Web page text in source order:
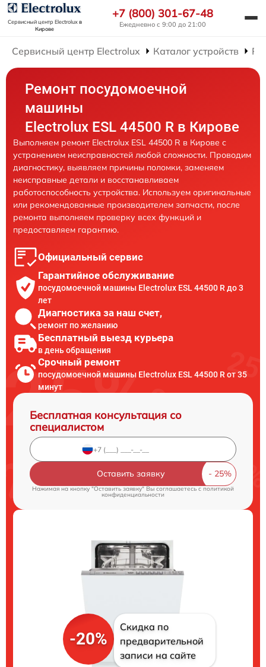
Сервисный центр Electroluxв
Кирове
+7 (800) 301-67-48
Ежедневно с 9:00 до 21:00
Сервисный центр Electrolux Каталог устройств
Ремонт посудомоечной
машины
Electrolux ESL 44500 R в Кирове
Выполняем ремонт Electrolux ESL 44500 R в Кирове с
устранением неисправностей любой сложности. Проводим
диагностику, выявляем причины поломки, заменяем
неисправные детали и восстанавливаем
работоспособность устройства. Используем оригинальные
или рекомендованные производителем запчасти, после
ремонта выполняем проверку всех функций и
предоставляем гарантию.
Официальный сервис
Гарантийное обслуживание
посудомоечной машины Electrolux ESL 44500 R до 3
лет
Диагностика за наш счет,
ремонт по желанию
Бесплатный выезд курьера
в день обращения
Срочный ремонт
посудомоечной машины Electrolux ESL 44500 R от 35
минут
Бесплатная консультация со
специалистом
Оставить заявку
Нажимая на кнопку "Оставить заявку" Вы соглашаетесь c политикой
конфиденциальности
-20%
Скидка по
предварительной
записи на сайте